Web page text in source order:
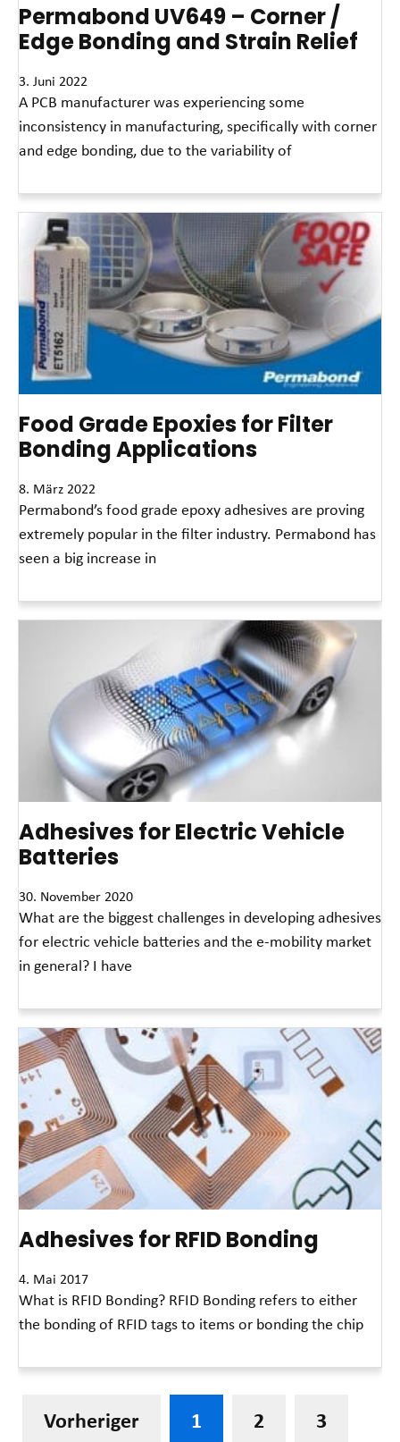
Permabond UV649 – Corner /
Edge Bonding and Strain Relief
3. Juni 2022
A PCB manufacturer was experiencing some
inconsistency in manufacturing, specifically with corner
and edge bonding, due to the variability of
Food Grade Epoxies for Filter
Bonding Applications
8. März 2022
Permabond’s food grade epoxy adhesives are proving
extremely popular in the filter industry. Permabond has
seen a big increase in
Adhesives for Electric Vehicle
Batteries
30. November 2020
What are the biggest challenges in developing adhesives
for electric vehicle batteries and the e-mobility market
in general? I have
Adhesives for RFID Bonding
4. Mai 2017
What is RFID Bonding? RFID Bonding refers to either
the bonding of RFID tags to items or bonding the chip
Vorheriger 1 2
3